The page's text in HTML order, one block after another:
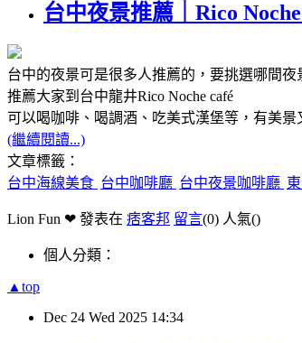
台中夜景推薦｜Rico
台中的夜景可是很多人推薦的，要挑選哪間夜
推薦大家到台中龍井Rico Noche café
可以喝咖啡、喝調酒、吃美式漢堡等，有美景
(繼續閱讀...)
文章標籤：
台中海線美食 台中咖啡廳 台中夜景咖啡廳
Lion Fun ❤ 發表在 痞客邦 留言(0) 人氣()
個人分類：
▲top
Dec 24 Wed 2025 14:34